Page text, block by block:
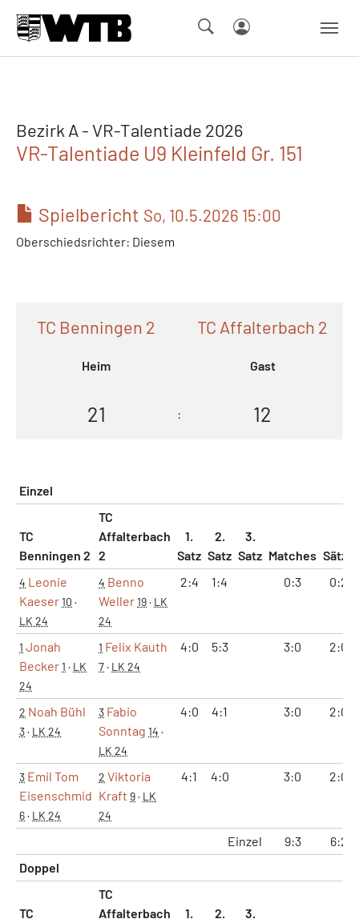
Bezirk A - VR-Talentiade 2026
VR-Talentiade U9 Kleinfeld Gr. 151
Spielbericht So, 10.5.2026 15:00
Oberschiedsrichter: Diesem
TC Benningen 2
Heim
TC Affalterbach 2
Gast
21 : 12
Einzel
TC
Benningen 2
TC
Affalterbach
2
1.
Satz
2.
Satz
3.
Satz Matches Sätze
4 Leonie
Kaeser10 ·
LK 24
4 Benno
Weller19· LK
24
2:4 1:4 0:3 0:2
1 Jonah
Becker1 · LK
24
1 Felix Kauth
7· LK 24
4:0 5:3 3:0 2:0
2 Noah Bühl
3· LK 24
3 Fabio
Sonntag 14 ·
LK 24
4:0 4:1 3:0 2:0
3 Emil Tom
Eisenschmid
6· LK 24
2 Viktoria
Kraft 9· LK
24
4:1 4:0 3:0 2:0
Einzel 9:3
6:2
Doppel
TC
TC
Affalterbach
1.
2.
3.